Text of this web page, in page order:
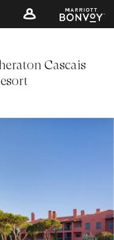
Cascais